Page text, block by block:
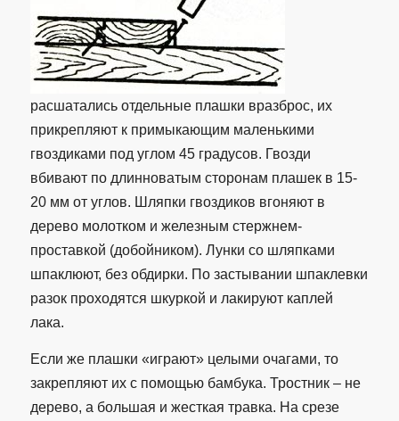
расшатались отдельные плашки вразброс, их
прикрепляют к примыкающим маленькими
гвоздиками под углом 45 градусов. Гвозди
вбивают по длинноватым сторонам плашек в 15-
20 мм от углов. Шляпки гвоздиков вгоняют в
дерево молотком и железным стержнем-
проставкой (добойником). Лунки со шляпками
шпаклюют, без обдирки. По застывании шпаклевки
разок проходятся шкуркой и лакируют каплей
лака.
Если же плашки «играют» целыми очагами, то
закрепляют их с помощью бамбука. Тростник – не
дерево, а большая и жесткая травка. На срезе